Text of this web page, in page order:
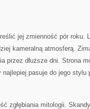
jej zmienność pór roku.
kameralną atmosferą.
przez dłuższe dni. Strona
pasuje do jego stylu
zgłębiania mitologii.